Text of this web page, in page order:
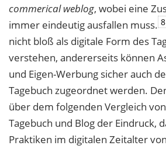
commerical weblog, wobei eine
immer eindeutig ausfallen muss. 8
nicht bloß als digitale Form des
verstehen, andererseits können
und Eigen-Werbung sicher auch
Tagebuch zugeordnet werden.
über dem folgenden Vergleich
Tagebuch und Blog der Eindruck,
Praktiken im digitalen Zeitalter